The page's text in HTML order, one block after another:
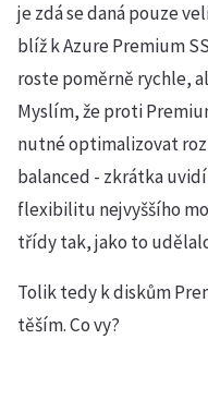
je zdá se daná pouze
blíž k Azure Premium
roste poměrně rychle,
Myslím, že proti
nutné optimalizovat
balanced - zkrátka
flexibilitu nejvyššího
třídy tak, jako to
Tolik tedy k diskům
těším. Co vy?